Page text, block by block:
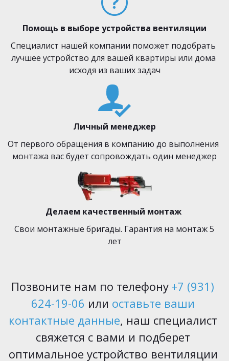
Помощь в выборе устройства вентиляции
Специалист нашей компании поможет подобрать
лучшее устройство для вашей квартиры или дома
исходя из ваших задач
Личный менеджер
От первого обращения в компанию до выполнения
монтажа вас будет сопровождать один менеджер
Делаем качественный монтаж
Свои монтажные бригады. Гарантия на монтаж 5
лет
Позвоните нам по телефону +7 (931)
624-19-06 или оставьте ваши
контактные данные, наш специалист
свяжется с вами и подберет
оптимальное устройство вентиляции